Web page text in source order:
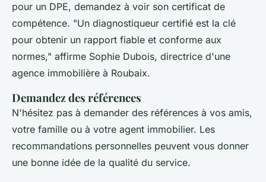
pour un DPE, demandez à voir son certificat de
compétence. "Un diagnostiqueur certifié est la clé
pour obtenir un rapport fiable et conforme aux
normes," affirme Sophie Dubois, directrice d'une
agence immobilière à Roubaix.
Demandez des références
N'hésitez pas à demander des références à vos amis,
votre famille ou à votre agent immobilier. Les
recommandations personnelles peuvent vous donner
une bonne idée de la qualité du service.